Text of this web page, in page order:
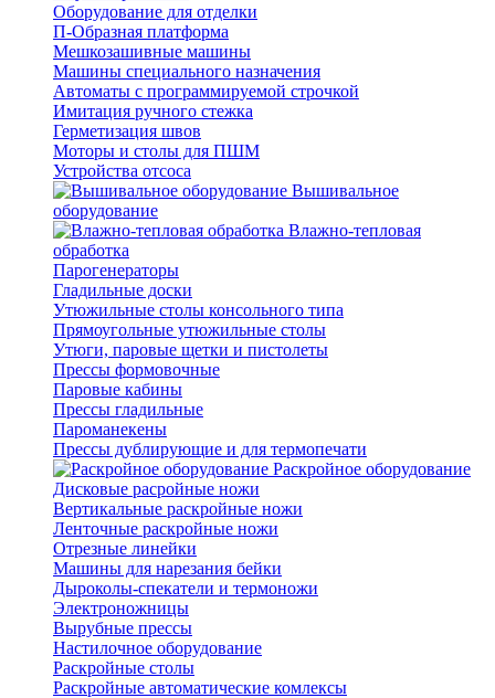
Оборудование для отделки
П-Образная платформа
Мешкозашивные машины
Машины специального назначения
Автоматы с программируемой строчкой
Имитация ручного стежка
Герметизация швов
Моторы и столы для ПШМ
Устройства отсоса
Вышивальное
оборудование
Влажно-тепловая
обработка
Парогенераторы
Гладильные доски
Утюжильные столы консольного типа
Прямоугольные утюжильные столы
Утюги, паровые щетки и пистолеты
Прессы формовочные
Паровые кабины
Прессы гладильные
Пароманекены
Прессы дублирующие и для термопечати
Раскройное оборудование
Дисковые расройные ножи
Вертикальные раскройные ножи
Ленточные раскройные ножи
Отрезные линейки
Машины для нарезания бейки
Дыроколы-спекатели и термоножи
Электроножницы
Вырубные прессы
Настилочное оборудование
Раскройные столы
Раскройные автоматические комлексы